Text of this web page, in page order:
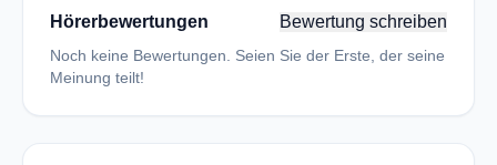
Hörerbewertungen Bewertung schreiben
Noch keine Bewertungen. Seien Sie der Erste, der seine
Meinung teilt!